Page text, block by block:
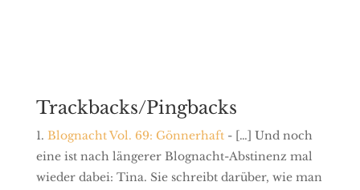
Trackbacks/Pingbacks
Blognacht Vol. 69: Gönnerhaft- […] Und noch
eine ist nach längerer Blognacht-Abstinenz mal
wieder dabei: Tina. Sie schreibt darüber, wie man